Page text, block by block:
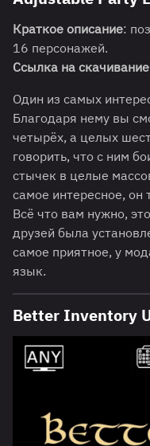
Краткое описание:
16 персонажей.
Ссылка на
Один из самых
Благодаря нему вы
четырёх, а целых
говорить, что с ним
стычек в целые
самое интересное, он
Всё что вам нужно,
друзей была
самое приятное, у
язык.
Better Inventory